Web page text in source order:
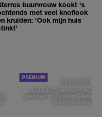
buurvrouw kookt 's
met veel knoflook
kruiden: 'Ook mijn huis
DE STAD VAN
Isabelle Boer deelt haar
plekken in Zwolle: 'Deze
graag verborgen'